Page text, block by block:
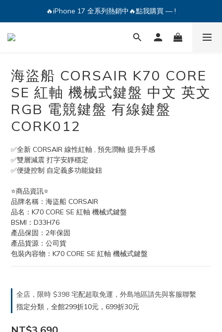
🔥iPhone 17 全系列熱銷中🔥點我購買 — !
🔥iPhone 17 全系列熱銷中🔥點我購買 — !
💕加入Q哥 Line 新好友領優惠券！🎫
海盜船 CORSAIR K70 CORE
SE 紅軸 機械式鍵盤 中文 英文
RGB 電競鍵盤 有線鍵盤
CORK012
✅全新 CORSAIR 線性紅軸 , 預先潤軸 提升手感
✅雙層減震 打字安靜穩定
✅便捷控制 自定義多功能旋鈕
⭐️商品資訊⭐️
品牌名稱：海盜船 CORSAIR
品名：K70 CORE SE 紅軸 機械式鍵盤
BSMI：D33H76
產品保固：2年保固
產品貨源：公司貨
包裝內容物：K70 CORE SE 紅軸 機械式鍵盤
全店，限時 $398 宅配超取免運，外島地區請先與客服聯繫
指定分類，全館299折10元，699折30元